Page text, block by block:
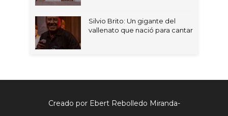
Silvio Brito: Un gigante del
vallenato que nació para cantar
Creado por Ebert Rebolledo Miranda-